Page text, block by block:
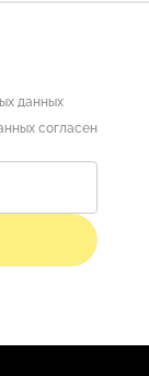
данных
согласен